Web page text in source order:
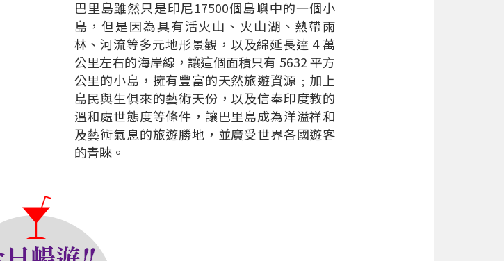
巴里島雖然只是印尼17500個島嶼中的一個小
島，但是因為具有活火山、火山湖、熱帶雨
林、河流等多元地形景觀，以及綿延長達 4 萬
公里左右的海岸線，讓這個面積只有 5632 平方
公里的小島，擁有豐富的天然旅遊資源﹔加上
島民與生俱來的藝術天份，以及信奉印度教的
溫和處世態度等條件，讓巴里島成為洋溢祥和
及藝術氣息的旅遊勝地，並廣受世界各國遊客
的青睞。